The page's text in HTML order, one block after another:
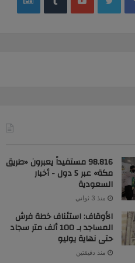
98.816 مستفيداً يعبرون «طريق
مكة» عبر 5 دول - أخبار
السعودية
منذ 3 ثواني
الأوقاف: استئناف خطة فرش
المساجد بـ 100 ألف متر سجاد
حتى نهاية يوليو
منذ دقيقتين